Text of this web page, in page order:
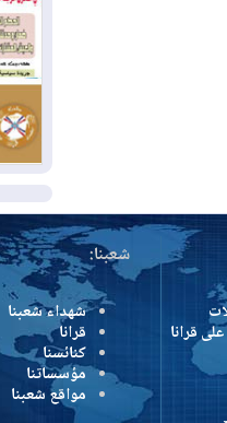
08-01
08-01
يومياً
المزيد
شعبنا:
شهداء شعبنا
قرانا
كنائسنا
مؤسساتنا
مواقع شعبنا